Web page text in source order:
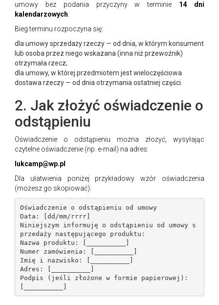
umowy bez podania przyczyny w terminie 14 dni
kalendarzowych
Bieg terminu rozpoczyna się:
dla umowy sprzedaży rzeczy — od dnia, w którym konsument
lub osoba przez niego wskazana (inna niż przewoźnik)
otrzymała rzecz;
dla umowy, w której przedmiotem jest wieloczęściowa
dostawa rzeczy — od dnia otrzymania ostatniej części.
2. Jak złożyć oświadczenie o
odstąpieniu
Oświadczenie o odstąpieniu można złożyć, wysyłając
czytelne oświadczenie (np. e-mail) na adres:
lukcamp@wp.pl
Dla ułatwienia poniżej przykładowy wzór oświadczenia
(możesz go skopiować):
Oświadczenie o odstąpieniu od umowy
Data: [dd/mm/rrrr]
Niniejszym informuję o odstąpieniu od umowy s
przedaży następującego produktu:
Nazwa produktu: [__________]
Numer zamówienia: [__________]
Imię i nazwisko: [__________]
Adres: [__________]
Podpis (jeśli złożone w formie papierowej):
[__________]